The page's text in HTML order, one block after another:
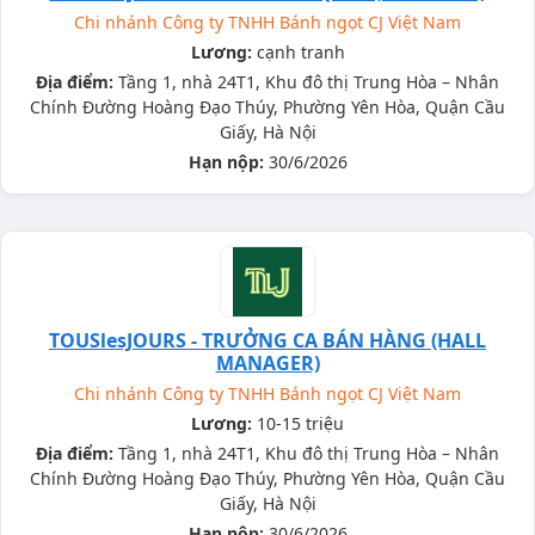
Chi nhánh Công ty TNHH Bánh ngọt CJ Việt Nam
Lương: cạnh tranh
Địa điểm: Tầng 1, nhà 24T1, Khu đô thị Trung Hòa – Nhân
Chính Đường Hoàng Đạo Thúy, Phường Yên Hòa, Quận Cầu
Giấy, Hà Nội
Hạn nộp: 30/6/2026
TOUSlesJOURS - TRƯỞNG CA BÁN HÀNG (HALL
MANAGER)
Chi nhánh Công ty TNHH Bánh ngọt CJ Việt Nam
Lương: 10-15 triệu
Địa điểm: Tầng 1, nhà 24T1, Khu đô thị Trung Hòa – Nhân
Chính Đường Hoàng Đạo Thúy, Phường Yên Hòa, Quận Cầu
Giấy, Hà Nội